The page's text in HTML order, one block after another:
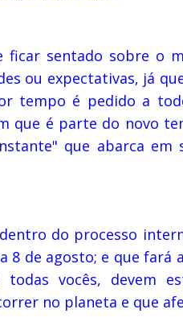
ficar sentado sobre o
ou expectativas, já
tempo é pedido a
que é parte do novo
que abarca
do processo
8 de agosto; e que
todas vocês, devem
no planeta e que